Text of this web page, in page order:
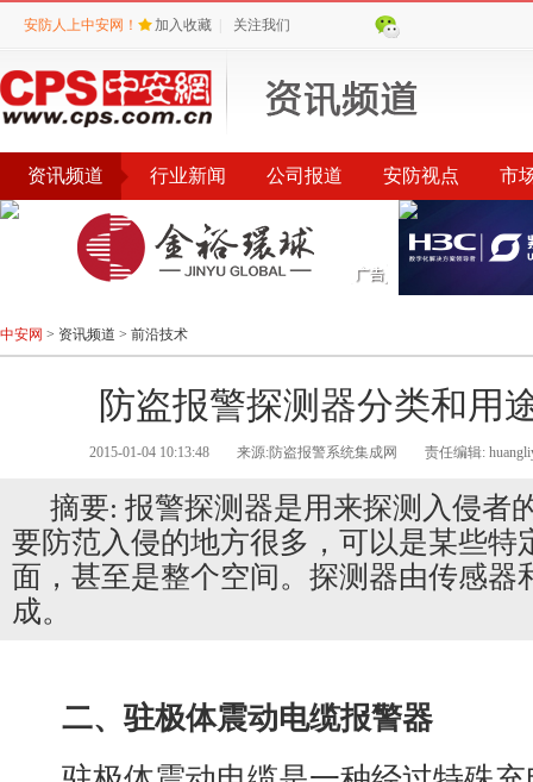
安防人上中安网！ 加入收藏 关注我们
资讯频道 行业新闻 公司报道 安防视点 市
公告 评选 榜单
中安网 > 资讯频道 > 前沿技术
防盗报警探测器分类和用
2015-01-04 10:13:48 来源:防盗报警系统集成网 责任编辑:
摘要: 报警探测器是用来探测入侵者
要防范入侵的地方很多，可以是某些特
面，甚至是整个空间。探测器由传感器
成。
二、驻极体震动电缆报警器